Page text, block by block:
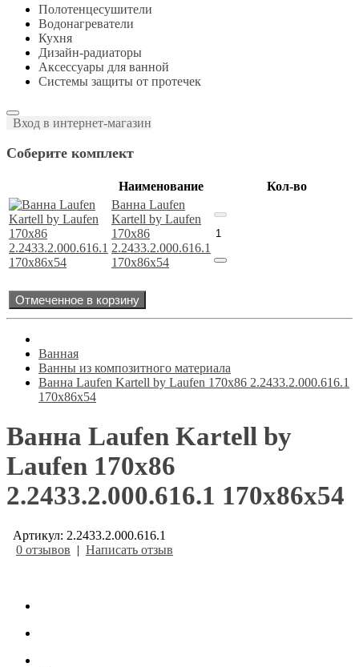
Полотенцесушители
Водонагреватели
Кухня
Дизайн-радиаторы
Аксессуары для ванной
Системы защиты от протечек
Вход в интернет-магазин
Соберите комплект
Наименование
Кол-во
Ванна Laufen
Kartell by Laufen
170х86
2.2433.2.000.616.1
170x86x54
Отмеченное в корзину
Ванная
Ванны из композитного материала
Ванна Laufen Kartell by Laufen 170х86 2.2433.2.000.616.1
170x86x54
Ванна Laufen Kartell by
Laufen 170х86
2.2433.2.000.616.1 170x86x54
Артикул: 2.2433.2.000.616.1
0 отзывов | Написать отзыв